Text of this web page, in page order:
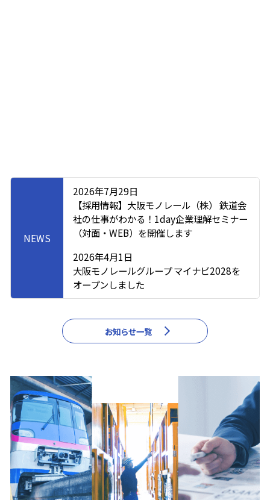
NEWS
2026年7月29日
【採用情報】大阪モノレール（株） 鉄道会
社の仕事がわかる！1day企業理解セミナー
（対面・WEB）を開催します
2026年4月1日
大阪モノレールグループ マイナビ2028を
オープンしました
お知らせ一覧